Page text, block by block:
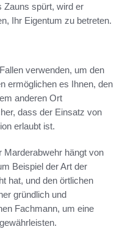
Zauns spürt, wird er
Ihr Eigentum zu betreten.
verwenden, um den
ermöglichen es Ihnen, den
anderen Ort
dass der Einsatz von
erlaubt ist.
Marderabwehr hängt von
Beispiel der Art der
hat, und den örtlichen
gründlich und
Fachmann, um eine